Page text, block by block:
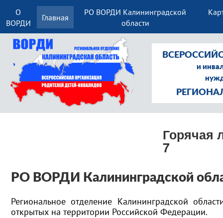
и
О
ВОРДИ
Главная
РО ВОРДИ Калининградской
области
РО ВОРДИ Калининградской
Региональное отделение Калининградской
открытых на территории Российской Федерации.
Горячая
7